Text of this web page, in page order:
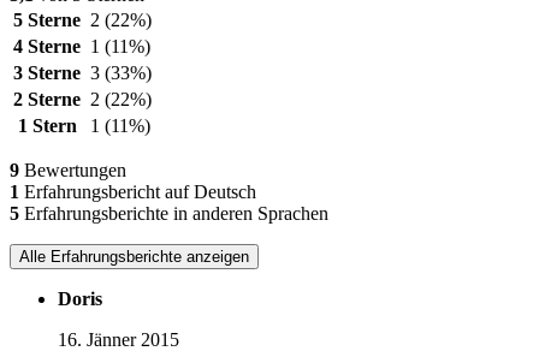
5 Sterne 2 (22%)
4 Sterne 1 (11%)
3 Sterne 3 (33%)
2 Sterne 2 (22%)
1 Stern
1 (11%)
9 Bewertungen
1 Erfahrungsbericht auf Deutsch
5 Erfahrungsberichte in anderen Sprachen
Alle Erfahrungsberichte anzeigen
Doris
16. Jänner 2015